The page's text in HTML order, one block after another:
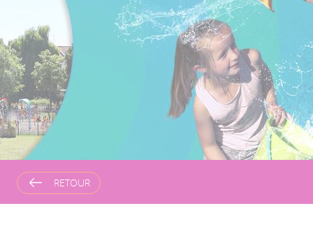
RETOUR